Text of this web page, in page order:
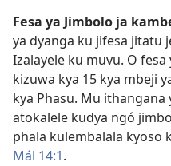
Fesa ya Jimbolo ja
ya dyanga ku jifesa jitatu
Izalayele ku muvu. O
kizuwa kya 15 kya mbeji
kya Phasu. Mu ithangana
atokalele kudya ngó
phala kulembalala
Mál 14:1.